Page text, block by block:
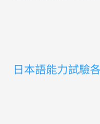
日本語能力試驗